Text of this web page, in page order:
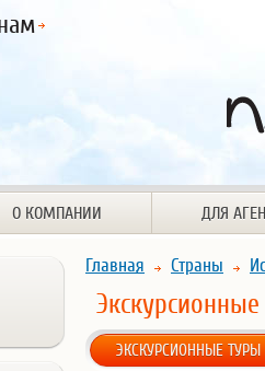
О КОМПАНИИ ДЛЯ
Главная Страны
ЭКСКУРСИОННЫЕ ТУРЫ